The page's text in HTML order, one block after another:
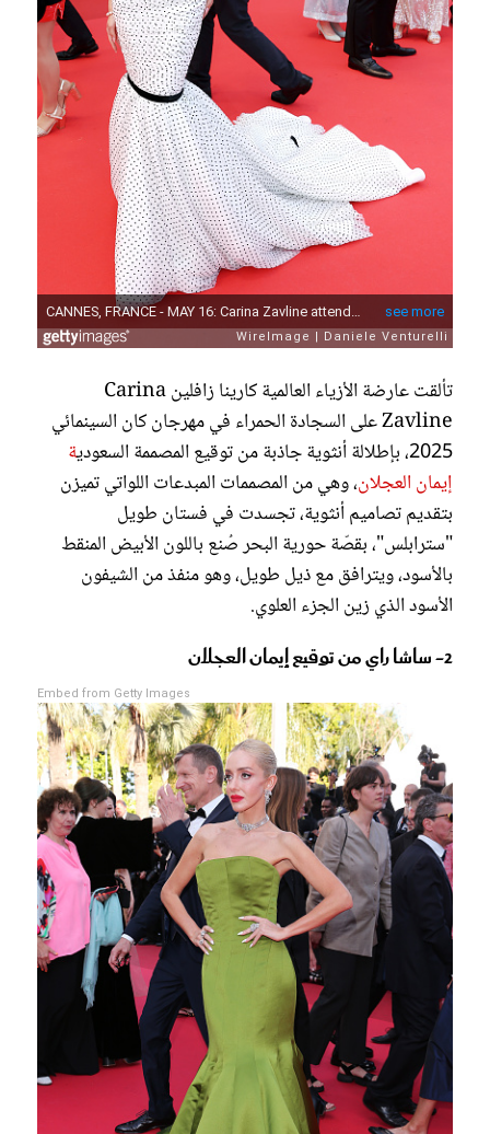
تألقت عارضة الأزياء العالمية كارينا زافلين Carina
Zavline على السجادة الحمراء في مهرجان كان السينمائي
2025، بإطلالة أنثوية جاذبة من توقيع المصممة السعودي
ة
إيمان العجلان، وهي من المصممات المبدعات اللواتي تميزن
بتقديم تصاميم أنثوية، تجسدت في فستان طويل
"سترابلس"، بقصّة حورية البحر صُنع باللون الأبيض المنقط
بالأسود، ويترافق مع ذيل طويل، وهو منفذ من الشيفون
الأسود الذي زين الجزء العلوي.
2- ساشا راي من توقيع إيمان العجلان
Embed from Getty Images